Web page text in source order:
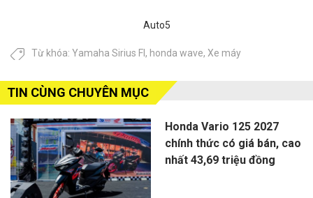
Auto5
Từ khóa: Yamaha Sirius FI, honda wave, Xe máy
TIN CÙNG CHUYÊN MỤC
Honda Vario 125 2027
chính thức có giá bán, cao
nhất 43,69 triệu đồng